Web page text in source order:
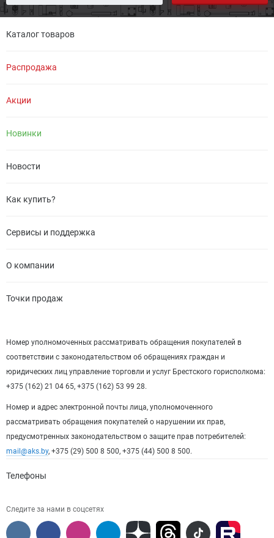
Каталог товаров
Распродажа
Акции
Новинки
Новости
Как купить?
Сервисы и поддержка
О компании
Точки продаж
Номер уполномоченных рассматривать обращения покупателей в
соответствии с законодательством об обращениях граждан и
юридических лиц управление торговли и услуг Брестского горисполкома:
+375 (162) 21 04 65, +375 (162) 53 99 28.
Номер и адрес электронной почты лица, уполномоченного
рассматривать обращения покупателей о нарушении их прав,
предусмотренных законодательством о защите прав потребителей:
mail@aks.by, +375 (29) 500 8 500, +375 (44) 500 8 500.
Телефоны
Следите за нами в соцсетях